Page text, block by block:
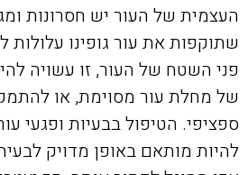
העצמית של העור יש חסרונות
שתוקפות את עור גופינו עלולות
פני השטח של העור, זו עשויה
של מחלת עור מסוימת, או
ספציפי. הטיפול בבעיות ופגעי
להיות מותאם באופן מדויק